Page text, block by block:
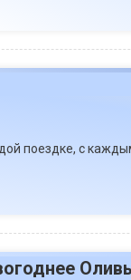
поездке, с